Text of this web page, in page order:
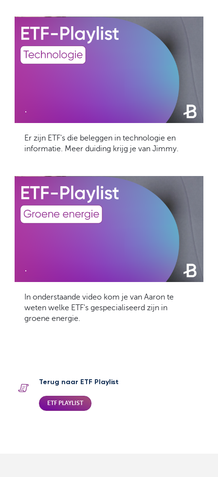
.
Er zijn ETF's die beleggen in technologie en
informatie. Meer duiding krijg je van Jimmy.
.
In onderstaande video kom je van Aaron te
weten welke ETF's gespecialiseerd zijn in
groene energie.
Terug naar ETF Playlist
ETF PLAYLIST